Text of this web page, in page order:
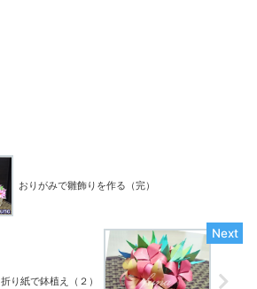
おりがみで雛飾りを作る（完）
折り紙で鉢植え（２）